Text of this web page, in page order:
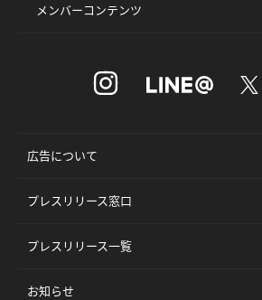
メンバーコンテンツ
広告について
プレスリリース窓口
プレスリリース一覧
お知らせ